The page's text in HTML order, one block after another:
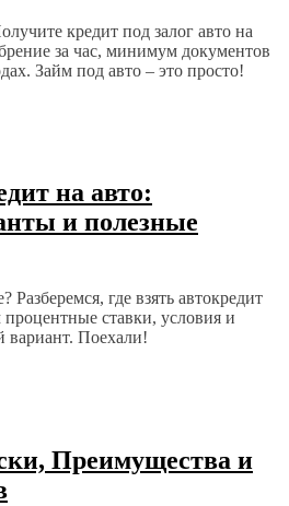
кредит под залог авто на
за час, минимум документов
Займ под авто – это просто!
на авто:
и полезные
где взять автокредит
ставки, условия и
Поехали!
Преимущества и